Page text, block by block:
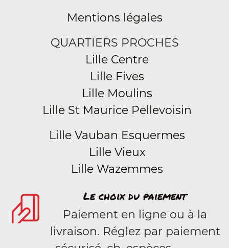
Mentions légales
QUARTIERS PROCHES
Lille Centre
Lille Fives
Lille Moulins
Lille St Maurice Pellevoisin
Lille Vauban Esquermes
Lille Vieux
Lille Wazemmes
Le choix du paiement
Paiement en ligne ou à la
livraison. Réglez par paiement